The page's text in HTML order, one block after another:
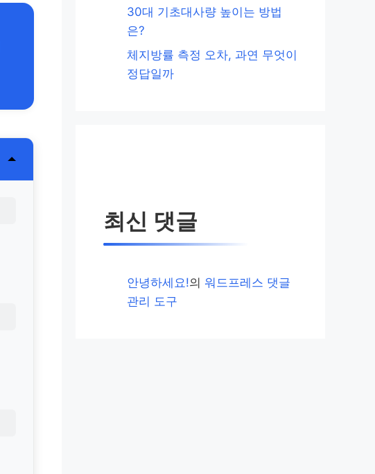
30대 기초대사량 높이는 방법
은?
체지방률 측정 오차, 과연 무엇이
정답일까
최신 댓글
안녕하세요!의 워드프레스 댓글
관리 도구